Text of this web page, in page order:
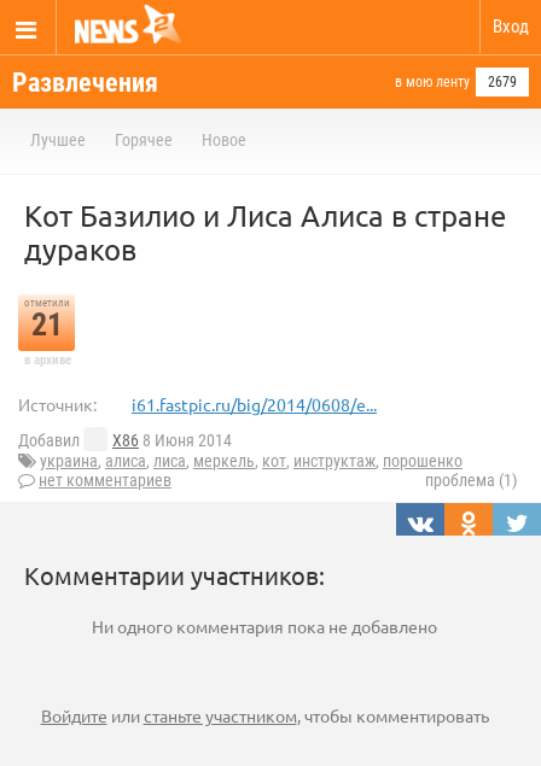
Вход
Развлечения в мою ленту 2679
Лучшее Горячее Новое
Кот Базилио и Лиса Алиса в стране
дураков
отметили
21
в архиве
Источник: i61.fastpic.ru/big/2014/0608/e...
Добавил X86 8 Июня 2014
украина, алиса, лиса, меркель, кот, инструктаж, порошенко
нет комментариев
проблема (1)
Комментарии участников:
Ни одного комментария пока не добавлено
Войдите илистаньте участником, чтобы комментировать